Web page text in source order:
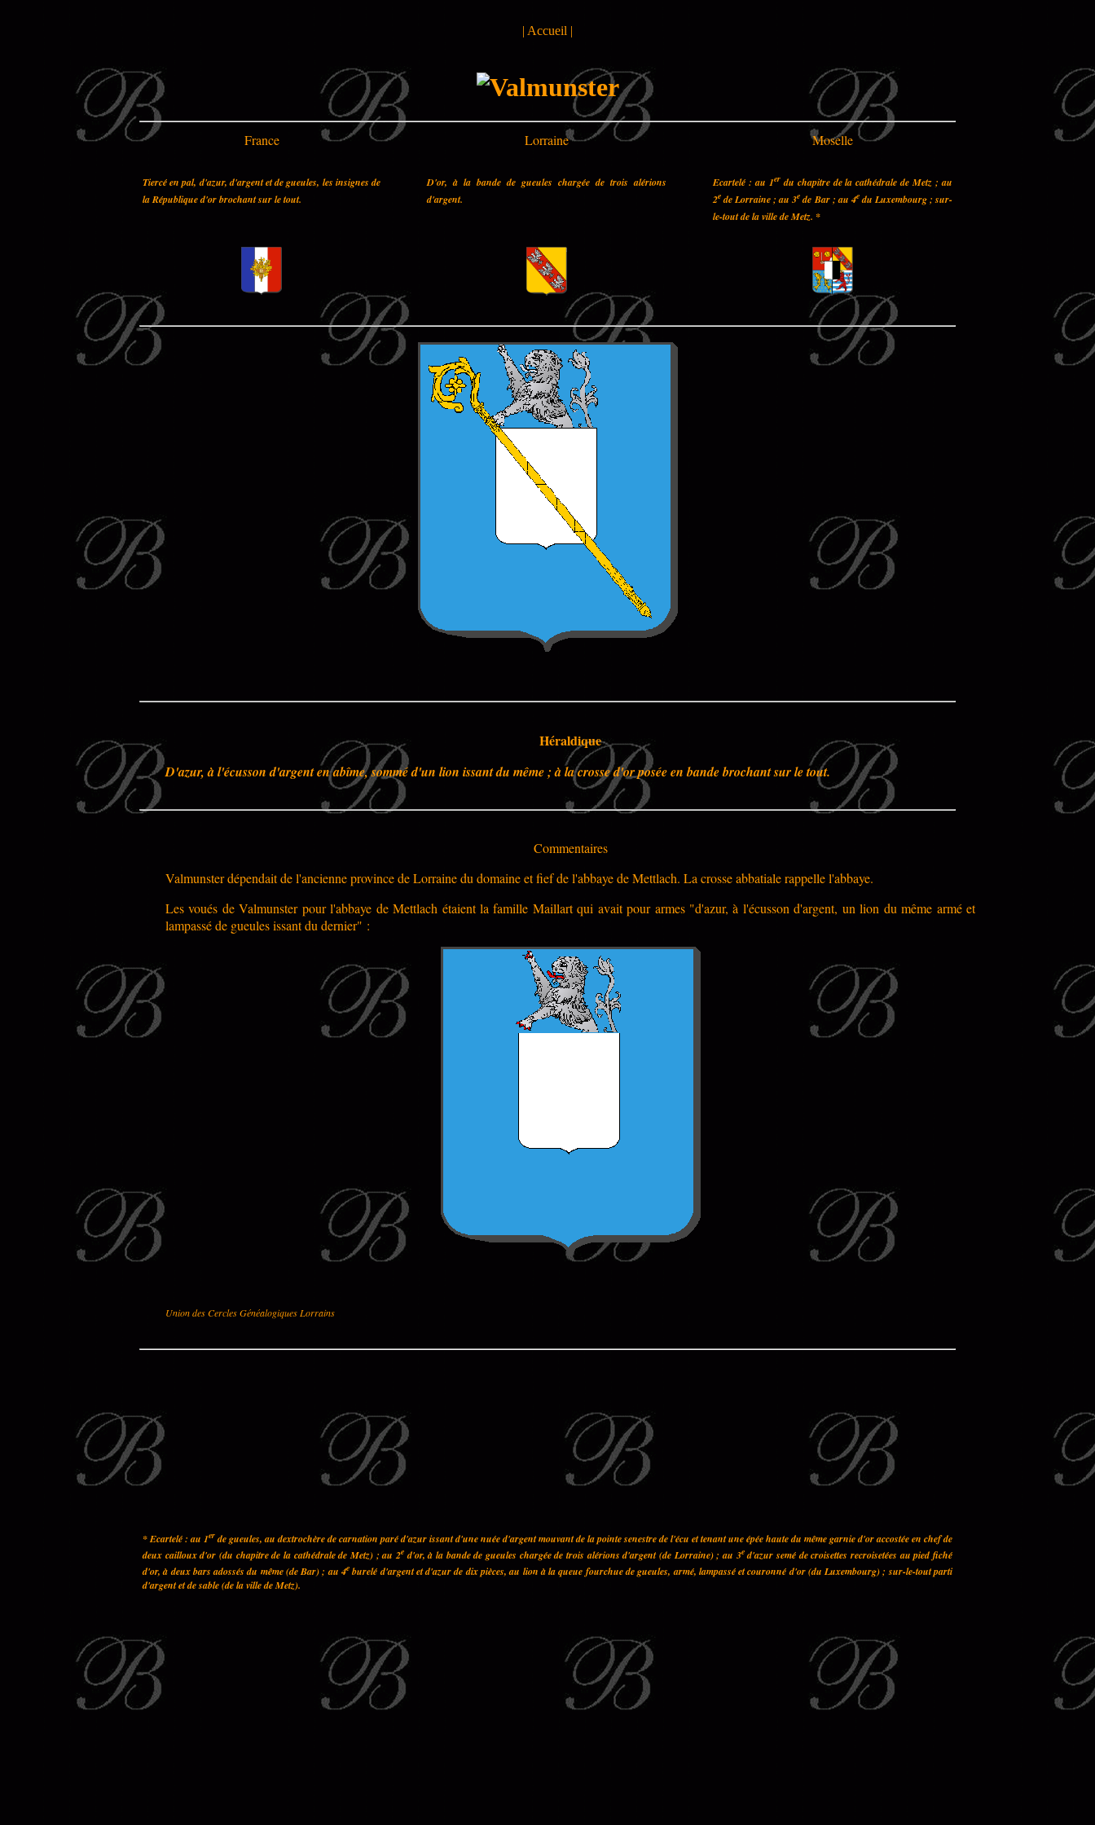
| Accueil |
France Lorraine Moselle
Tiercé en pal, d'azur, d'argent et de gueules, les insignes de
la République d'or brochant sur le tout.
D'or, à la bande de gueules chargée de trois alérions
d'argent.
Ecartelé : au 1erdu chapitre de la cathédrale de Metz ; au
2ede Lorraine ; au 3ede Bar ; au 4edu Luxembourg ; sur-
le-tout de la ville de Metz. *
Héraldique
D'azur, à l'écusson d'argent en abîme, sommé d'un lion issant du même ; à la crosse d'or posée en bande brochant sur le tout.
Commentaires
Valmunster dépendait de l'ancienne province de Lorraine du domaine et fief de l'abbaye de Mettlach. La crosse abbatiale rappelle l'abbaye.
Les voués de Valmunster pour l'abbaye de Mettlach étaient la famille Maillart qui avait pour armes "d'azur, à l'écusson d'argent, un lion du même armé et
lampassé de gueules issant du dernier" :
Union des Cercles Généalogiques Lorrains
* Ecartelé : au 1erde gueules, au dextrochère de carnation paré d'azur issant d'une nuée d'argent mouvant de la pointe senestre de l'écu et tenant une épée haute du même garnie d'or accostée en chef de
deux cailloux d'or (du chapitre de la cathédrale de Metz) ; au 2e d'or, à la bande de gueules chargée de trois alérions d'argent (de Lorraine) ; au 3ed'azur semé de croisettes recroisetées au pied fiché
d'or, à deux bars adossés du même (de Bar) ; au 4e burelé d'argent et d'azur de dix pièces, au lion à la queue fourchue de gueules, armé, lampassé et couronné d'or (du Luxembourg) ; sur-le-tout parti
d'argent et de sable (de la ville de Metz).